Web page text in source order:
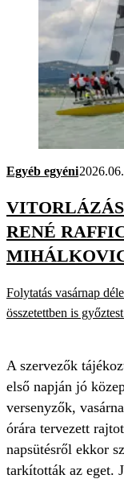
Egyéb egyéni
RENÉ
Folytatás vasárnap
összetettben is
A szervezők
első napján jó
versenyzők,
órára tervezett
napsütésről ekkor
tarkították az eget.